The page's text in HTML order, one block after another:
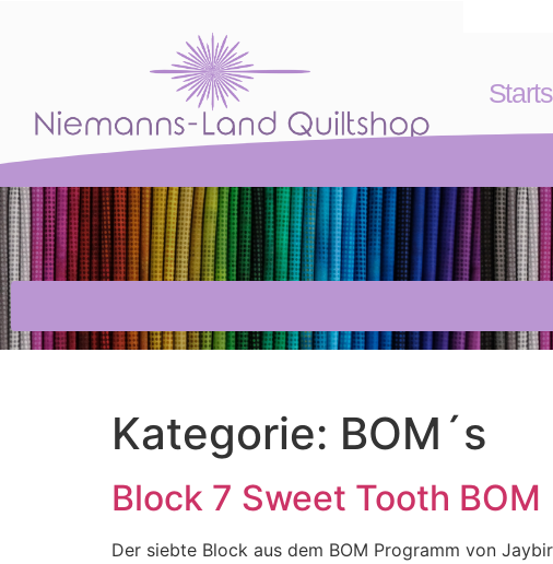
Kategorie: BOM´s
Block 7 Sweet Tooth BOM
Der siebte Block aus dem BOM Programm von